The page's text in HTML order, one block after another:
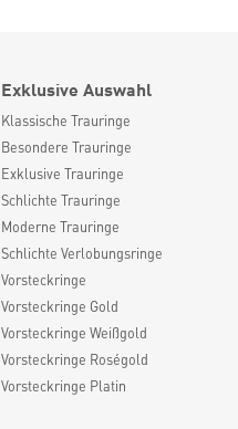
Exklusive Auswahl
Klassische Trauringe
Besondere Trauringe
Exklusive Trauringe
Schlichte Trauringe
Moderne Trauringe
Schlichte Verlobungsringe
Vorsteckringe
Vorsteckringe Gold
Vorsteckringe Weißgold
Vorsteckringe Roségold
Vorsteckringe Platin